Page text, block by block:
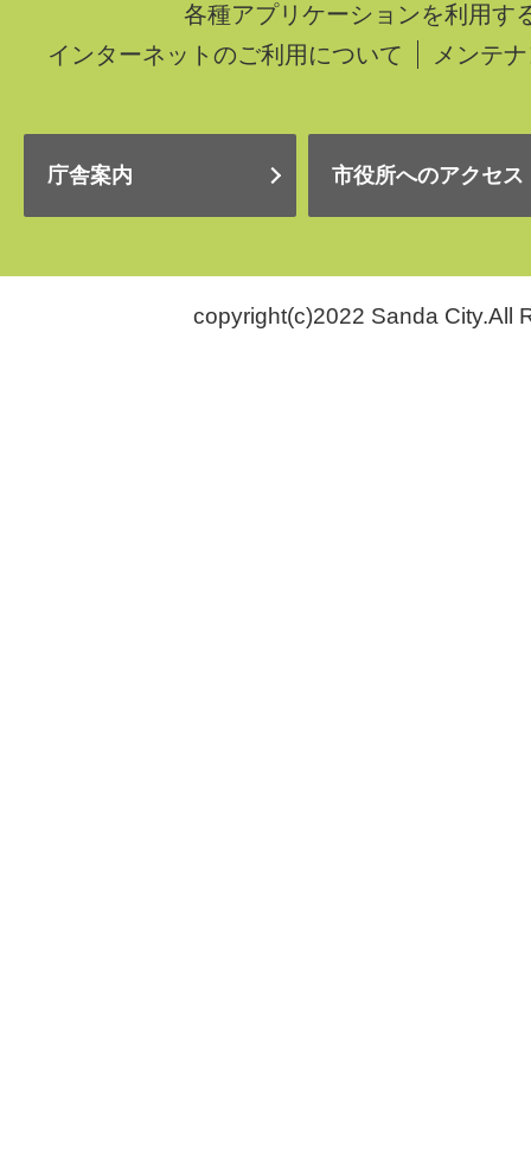
各種アプリケーションを利用す
インターネットのご利用について
メンテ
庁舎案内 市役所へのアクセス
copyright(c)2022 Sanda City.All